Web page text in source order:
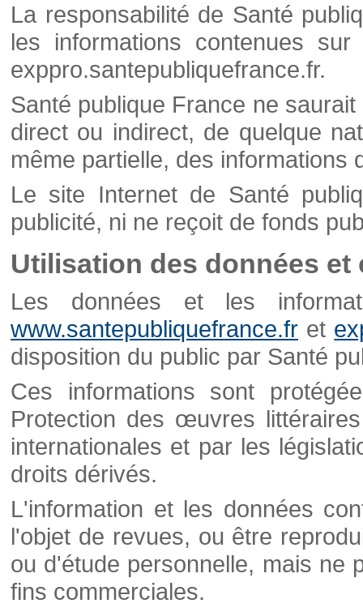
La responsabilité de Santé
les informations contenues
exppro.santepubliquefrance.fr.
Santé publique France ne
direct ou indirect, de quelque
même partielle, des informations
Le site Internet de Santé
publicité, ni ne reçoit de fonds
Utilisation des données et
Les données et les
www.santepubliquefrance.fr et
disposition du public par Santé
Ces informations sont
Protection des œuvres
internationales et par les
droits dérivés.
L'information et les données
l'objet de revues, ou être
ou d'étude personnelle, mais ne
fins commerciales.